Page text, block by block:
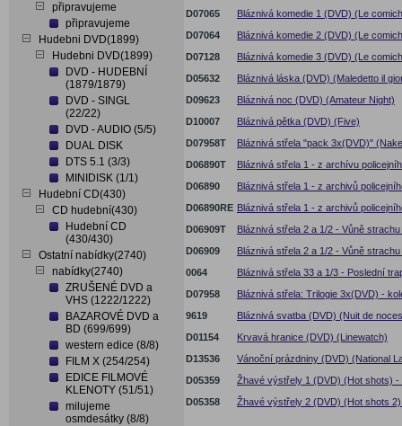
připravujeme
připravujeme
Hudebni DVD(1899)
Hudebni DVD(1899)
DVD - HUDEBNÍ
(1879/1879)
DVD - SINGL
(22/22)
DVD - AUDIO (5/5)
DUAL DISK
DTS 5.1 (3/3)
MINIDISK (1/1)
Hudební CD(430)
CD hudební(430)
Hudební CD
(430/430)
Ostatní nabídky(2740)
nabídky(2740)
ZRUŠENÉ DVD a
VHS (1222/1222)
BAZAROVÉ DVD a
BD (699/699)
western edice (8/8)
FILM X (254/254)
EDICE FILMOVÉ
KLENOTY (51/51)
milujeme
osmdesátky (8/8)
D07065
Bláznivá komedie 1 (DVD) (Le
D07064
Bláznivá komedie 2 (DVD) (Le
D07128
Bláznivá komedie 3 (DVD) (Le
D05632
Bláznivá láska (DVD) (Maledetto il
D09623
Bláznivá noc (DVD) (Amateur Night)
D10007
Bláznivá pětka (DVD) (Five)
D07958T
Bláznivá střela "pack 3x(DVD)"
D06890T
Bláznivá střela 1 - z archívu
D06890
Bláznivá střela 1 - z archivů
D06890RE Bláznivá střela 1 - z archivů
D06909T
Bláznivá střela 2 a 1/2 - Vůně
D06909
Bláznivá střela 2 a 1/2 - Vůně
0064
Bláznivá střela 33 a 1/3 - Poslední
D07958
Bláznivá střela: Trilogie 3x(DVD) -
9619
Bláznivá svatba (DVD) (Nuit de
D01154
Krvavá hranice (DVD) (Linewatch)
D13536
Vánoční prázdniny (DVD) (National
D05359
Žhavé výstřely 1 (DVD) (Hot shots) -
D05358
Žhavé výstřely 2 (DVD) (Hot shots